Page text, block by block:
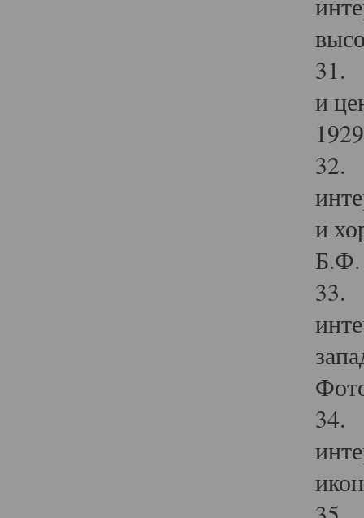
31.
и
32.
и
Б.Ф.
33.
34.